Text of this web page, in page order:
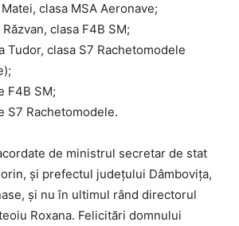
clasa MSA Aeronave;
clasa F4B SM;
Tudor, clasa S7 Rachetomodele
F4B SM;
S7 Rachetomodele.
de ministrul secretar de stat
și prefectul județului Dâmbovița,
și nu în ultimul rând directorul
Roxana. Felicitări domnului